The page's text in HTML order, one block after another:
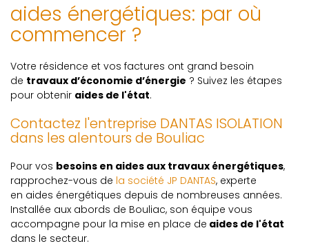
aides énergétiques: par où
commencer ?
Votre résidence et vos factures ont grand besoin
de travaux d’économie d’énergie ? Suivez les étapes
pour obtenir aides de l'état.
Contactez l'entreprise DANTAS ISOLATION
dans les alentours de Bouliac
Pour vos besoins en aides aux travaux énergétiques,
rapprochez-vous de la société JP DANTAS, experte
en aides énergétiques depuis de nombreuses années.
Installée aux abords de Bouliac, son équipe vous
accompagne pour la mise en place de aides de l'état
dans le secteur.